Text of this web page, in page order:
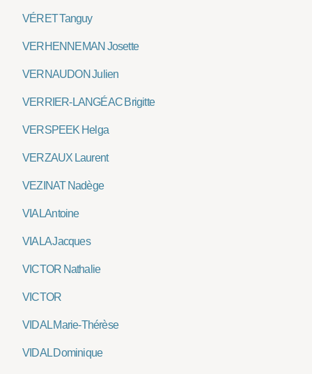
VÉRET Tanguy
VERHENNEMAN Josette
VERNAUDON Julien
VERRIER-LANGÉAC Brigitte
VERSPEEK Helga
VERZAUX Laurent
VEZINAT Nadège
VIAL Antoine
VIALA Jacques
VICTOR Nathalie
VICTOR
VIDAL Marie-Thérèse
VIDAL Dominique